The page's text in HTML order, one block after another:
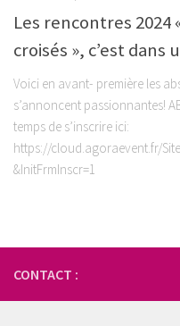
Les rencontres 2024
croisés », c’est dans
Voici en avant- première les
s’annoncent passionnantes!
temps de s’inscrire ici:
https://cloud.agoraevent.fr/
&InitFrmInscr=1
CONTACT :